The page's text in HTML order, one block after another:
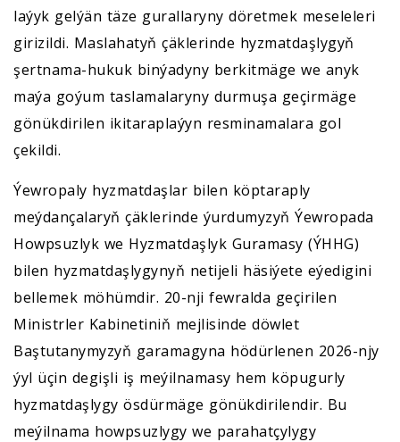
laýyk gelýän täze gurallaryny döretmek meseleleri
girizildi. Maslahatyň çäklerinde hyzmatdaşlygyň
şertnama-hukuk binýadyny berkitmäge we anyk
maýa goýum taslamalaryny durmuşa geçirmäge
gönükdirilen ikitaraplaýyn resminamalara gol
çekildi.
Ýewropaly hyzmatdaşlar bilen köptaraply
meýdançalaryň çäklerinde ýurdumyzyň Ýewropada
Howpsuzlyk we Hyzmatdaşlyk Guramasy (ÝHHG)
bilen hyzmatdaşlygynyň netijeli häsiýete eýedigini
bellemek möhümdir. 20-nji fewralda geçirilen
Ministrler Kabinetiniň mejlisinde döwlet
Baştutanymyzyň garamagyna hödürlenen 2026-njy
ýyl üçin degişli iş meýilnamasy hem köpugurly
hyzmatdaşlygy ösdürmäge gönükdirilendir. Bu
meýilnama howpsuzlygy we parahatçylygy